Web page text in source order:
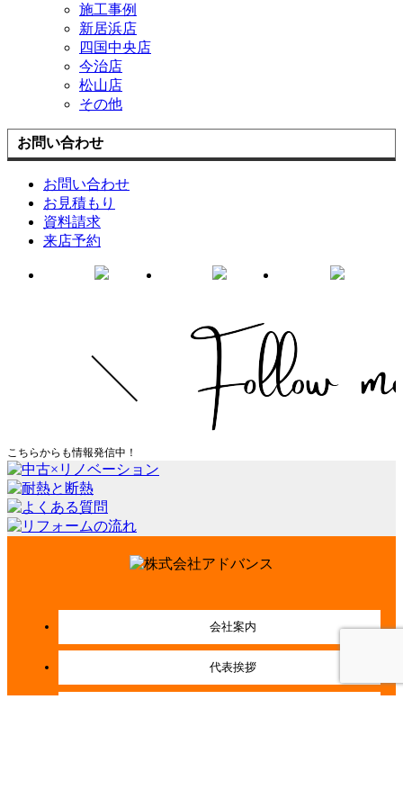
施工事例
新居浜店
四国中央店
今治店
松山店
その他
お問い合わせ
お問い合わせ
お見積もり
資料請求
来店予約
こちらからも情報発信中！
会社案内
代表挨拶